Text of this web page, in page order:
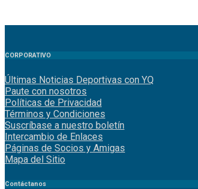
CORPORATIVO
Últimas Noticias Deportivas con YQ
Paute con nosotros
Políticas de Privacidad
Términos y Condiciones
Suscríbase a nuestro boletín
Intercambio de Enlaces
Páginas de Socios y Amigas
Mapa del Sitio
Contáctanos